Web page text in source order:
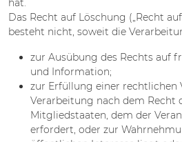
hat.
Das Recht auf Löschung („Recht
besteht nicht, soweit die
zur Ausübung des Rechts auf
und Information;
zur Erfüllung einer rechtlichen
Verarbeitung nach dem Recht
Mitgliedstaaten, dem der
erfordert, oder zur